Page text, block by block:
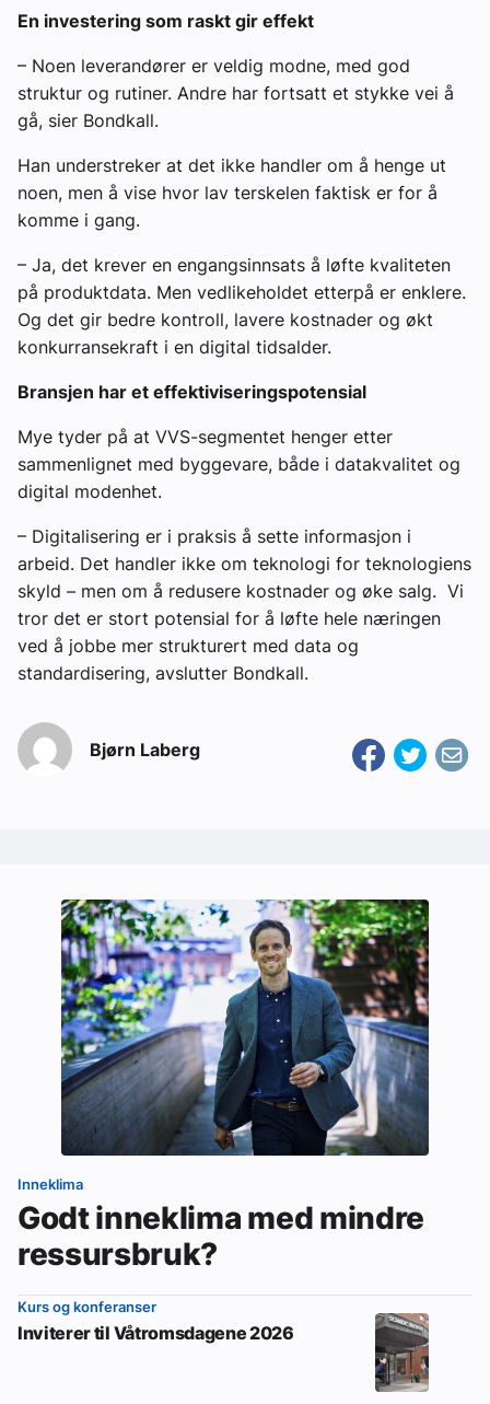
En investering som raskt gir effekt
– Noen leverandører er veldig modne, med god
struktur og rutiner. Andre har fortsatt et stykke vei å
gå, sier Bondkall.
Han understreker at det ikke handler om å henge ut
noen, men å vise hvor lav terskelen faktisk er for å
komme i gang.
– Ja, det krever en engangsinnsats å løfte kvaliteten
på produktdata. Men vedlikeholdet etterpå er enklere.
Og det gir bedre kontroll, lavere kostnader og økt
konkurransekraft i en digital tidsalder.
Bransjen har et effektiviseringspotensial
Mye tyder på at VVS-segmentet henger etter
sammenlignet med byggevare, både i datakvalitet og
digital modenhet.
– Digitalisering er i praksis å sette informasjon i
arbeid. Det handler ikke om teknologi for teknologiens
skyld – men om å redusere kostnader og øke salg. Vi
tror det er stort potensial for å løfte hele næringen
ved å jobbe mer strukturert med data og
standardisering, avslutter Bondkall.
Bjørn Laberg
Inneklima
Godt inneklima med mindre
ressursbruk?
Kurs og konferanser
Inviterer til Våtromsdagene 2026